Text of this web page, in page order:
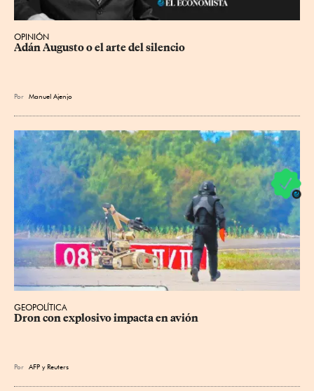
OPINIÓN
Adán Augusto o el arte del silencio
Por Manuel Ajenjo
GEOPOLÍTICA
Dron con explosivo impacta en avión
Por AFP yReuters